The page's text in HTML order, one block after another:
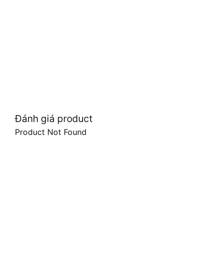
Đánh giá product
Product Not Found